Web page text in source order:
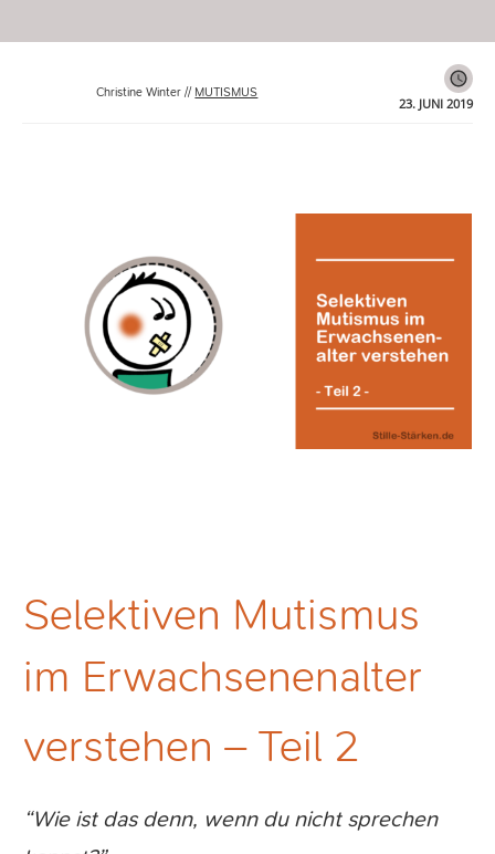
Christine Winter // MUTISMUS
23. JUNI 2019
Selektiven Mutismus
im Erwachsenenalter
verstehen – Teil 2
“Wie ist das denn, wenn du nicht sprechen